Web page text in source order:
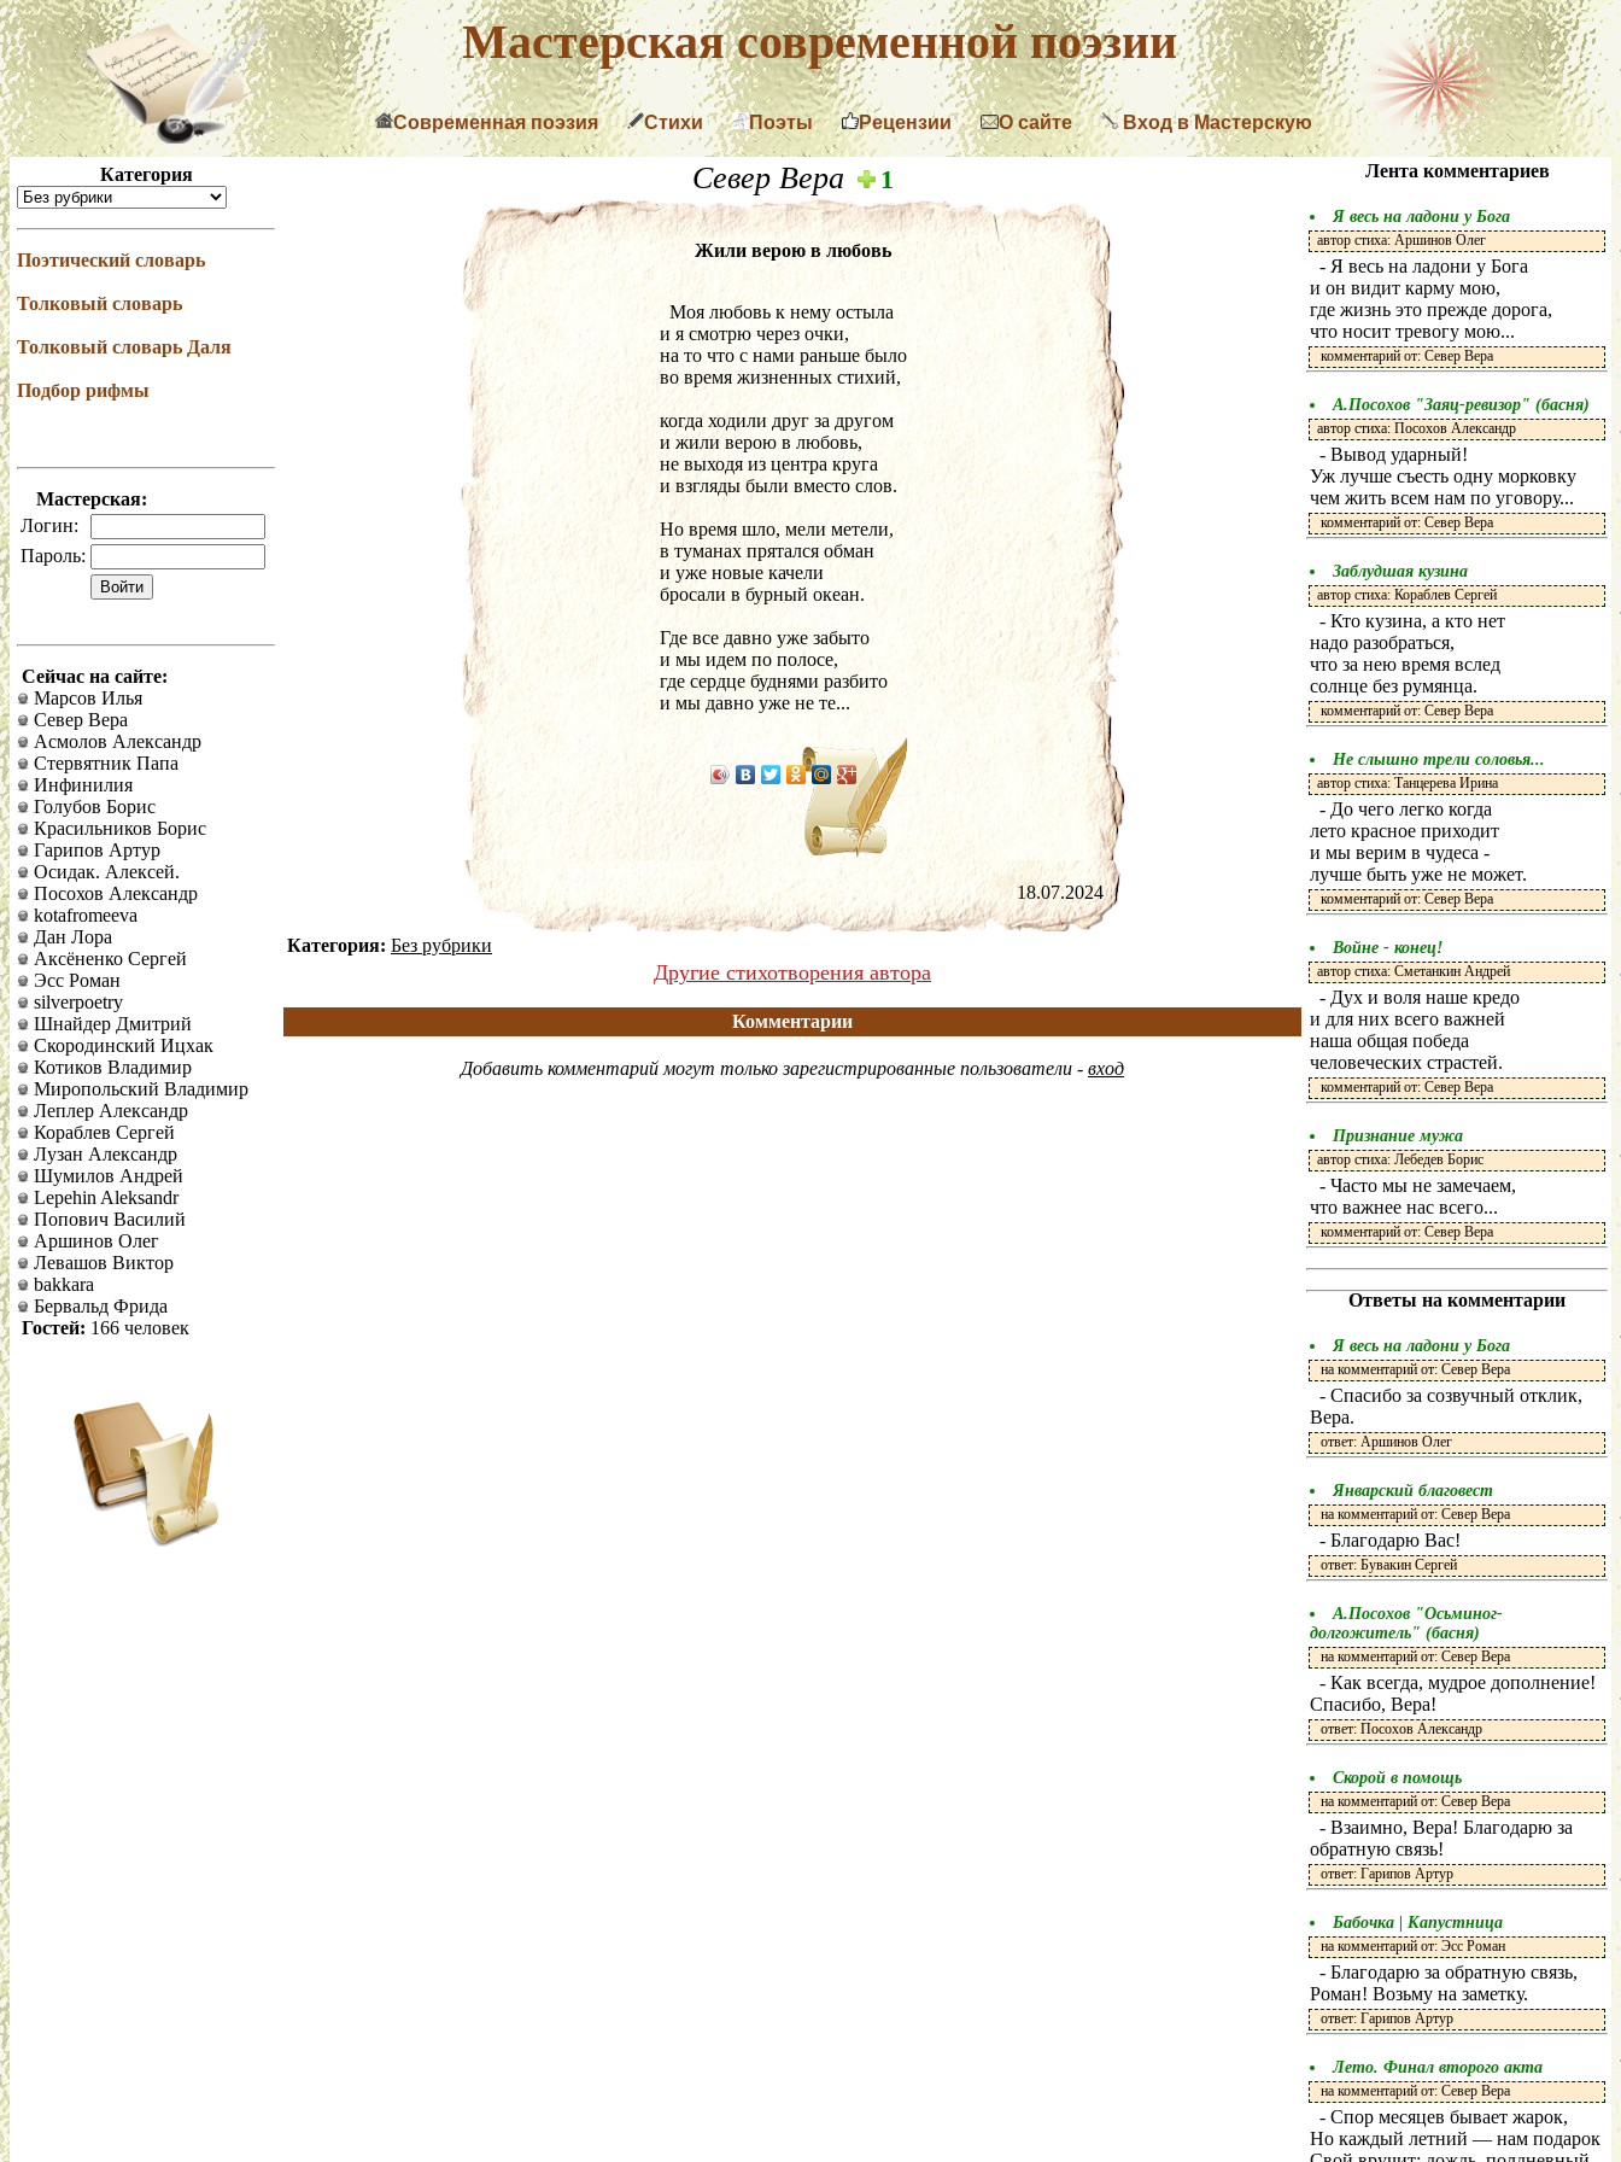
Мастерская современной поэзии
Современная поэзия Стихи Поэты Рецензии О сайте Вход в Мастерскую
Категория
Поэтический словарь
Толковый словарь
Толковый словарь Даля
Подбор рифмы
Мастерская:
Логин:
Пароль:
Сейчас на сайте:
Марсов Илья
Север Вера
Асмолов Александр
Стервятник Папа
Инфинилия
Голубов Борис
Красильников Борис
Гарипов Артур
Осидак. Алексей.
Посохов Александр
kotafromeeva
Дан Лора
Аксёненко Сергей
Эсс Роман
silverpoetry
Шнайдер Дмитрий
Скородинский Ицхак
Котиков Владимир
Миропольский Владимир
Леплер Александр
Кораблев Сергей
Лузан Александр
Шумилов Андрей
Lepehin Aleksandr
Попович Василий
Аршинов Олег
Левашов Виктор
bakkara
Бервальд Фрида
Гостей: 166 человек
Север Вера 1
Жили верою в любовь
  Моя любовь к нему остыла
и я смотрю через очки,
на то что с нами раньше было
во время жизненных стихий,
когда ходили друг за другом
и жили верою в любовь,
не выходя из центра круга
и взгляды были вместо слов.
Но время шло, мели метели,
в туманах прятался обман
и уже новые качели
бросали в бурный океан.
Где все давно уже забыто
и мы идем по полосе,
где сердце буднями разбито
и мы давно уже не те...
18.07.2024
Категория: Без рубрики
Другие стихотворения автора
Комментарии
Добавить комментарий могут только зарегистрированные пользователи - вход
Лента комментариев
Я весь на ладони у Бога
автор стиха: Аршинов Олег
- Я весь на ладони у Бога
и он видит карму мою,
где жизнь это прежде дорога,
что носит тревогу мою...
комментарий от: Север Вера
А.Посохов "Заяц-ревизор" (басня)
автор стиха: Посохов Александр
- Вывод ударный!
Уж лучше съесть одну морковку
чем жить всем нам по уговору...
комментарий от: Север Вера
Заблудшая кузина
автор стиха: Кораблев Сергей
- Кто кузина, а кто нет
надо разобраться,
что за нею время вслед
солнце без румянца.
комментарий от: Север Вера
Не слышно трели соловья...
автор стиха: Танцерева Ирина
- До чего легко когда
лето красное приходит
и мы верим в чудеса -
лучше быть уже не может.
комментарий от: Север Вера
Войне - конец!
автор стиха: Сметанкин Андрей
- Дух и воля наше кредо
и для них всего важней
наша общая победа
человеческих страстей.
комментарий от: Север Вера
Признание мужа
автор стиха: Лебедев Борис
- Часто мы не замечаем,
что важнее нас всего...
комментарий от: Север Вера
Ответы на комментарии
Я весь на ладони у Бога
на комментарий от: Север Вера
- Спасибо за созвучный отклик,
Вера.
ответ: Аршинов Олег
Январский благовест
на комментарий от: Север Вера
- Благодарю Вас!
ответ: Бувакин Сергей
А.Посохов "Осьминог-
долгожитель" (басня)
на комментарий от: Север Вера
- Как всегда, мудрое дополнение!
Спасибо, Вера!
ответ: Посохов Александр
Скорой в помощь
на комментарий от: Север Вера
- Взаимно, Вера! Благодарю за
обратную связь!
ответ: Гарипов Артур
Бабочка | Капустница
на комментарий от: Эсс Роман
- Благодарю за обратную связь,
Роман! Возьму на заметку.
ответ: Гарипов Артур
Лето. Финал второго акта
на комментарий от: Север Вера
- Спор месяцев бывает жарок,
Но каждый летний — нам подарок